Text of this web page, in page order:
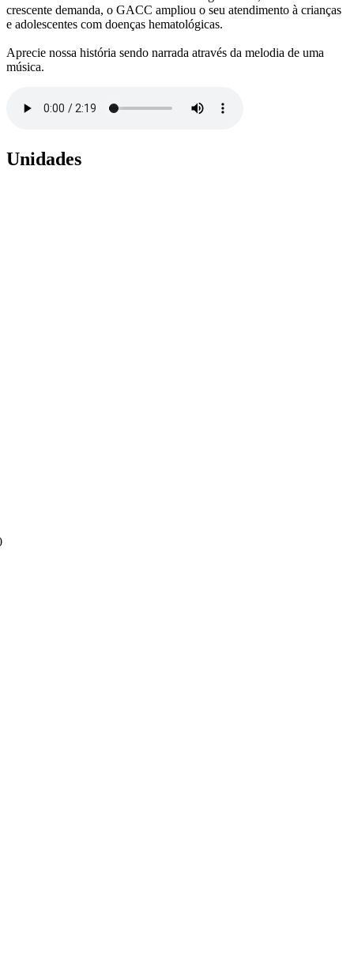
crescente demanda, o GACC ampliou o seu atendimento à crianças
e adolescentes com doenças hematológicas.
Aprecie nossa história sendo narrada através da melodia de uma
música.
Unidades